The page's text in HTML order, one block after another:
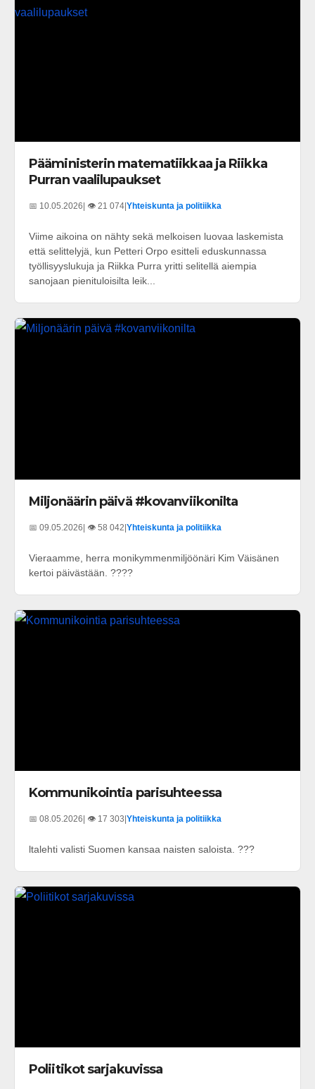
Pääministerin matematiikkaa ja Riikka
Purran vaalilupaukset
📅 10.05.2026 | 👁️ 21 074 Yhteiskunta ja politiikka
Viime aikoina on nähty sekä melkoisen luovaa laskemista
että selittelyjä, kun Petteri Orpo esitteli eduskunnassa
työllisyyslukuja ja Riikka Purra yritti selitellä aiempia
sanojaan pienituloisilta leik...
Miljonäärin päivä #kovanviikonilta
📅 09.05.2026| 👁️ 58 042|Yhteiskunta ja politiikka
Vieraamme, herra monikymmenmiljöönäri Kim Väisänen
kertoi päivästään. ????
Kommunikointia parisuhteessa
📅 08.05.2026 | 👁️ 17 303 Yhteiskunta ja politiikka
ltalehti valisti Suomen kansaa naisten saloista. ???
Poliitikot sarjakuvissa